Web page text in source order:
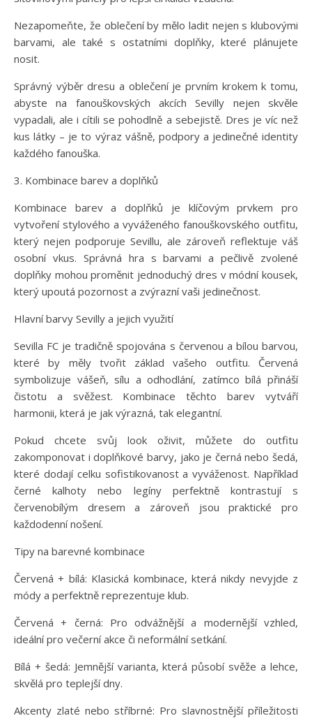
Nezapomeňte, že oblečení by mělo ladit nejen s klubovými
barvami, ale také s ostatními doplňky, které plánujete
nosit.
Správný výběr dresu a oblečení je prvním krokem k tomu,
abyste na fanouškovských akcích Sevilly nejen skvěle
vypadali, ale i cítili se pohodlně a sebejistě. Dres je víc než
kus látky – je to výraz vášně, podpory a jedinečné identity
každého fanouška.
3. Kombinace barev a doplňků
Kombinace barev a doplňků je klíčovým prvkem pro
vytvoření stylového a vyváženého fanouškovského outfitu,
který nejen podporuje Sevillu, ale zároveň reflektuje váš
osobní vkus. Správná hra s barvami a pečlivě zvolené
doplňky mohou proměnit jednoduchý dres v módní kousek,
který upoutá pozornost a zvýrazní vaši jedinečnost.
Hlavní barvy Sevilly a jejich využití
Sevilla FC je tradičně spojována s červenou a bílou barvou,
které by měly tvořit základ vašeho outfitu. Červená
symbolizuje vášeň, sílu a odhodlání, zatímco bílá přináší
čistotu a svěžest. Kombinace těchto barev vytváří
harmonii, která je jak výrazná, tak elegantní.
Pokud chcete svůj look oživit, můžete do outfitu
zakomponovat i doplňkové barvy, jako je černá nebo šedá,
které dodají celku sofistikovanost a vyváženost. Například
černé kalhoty nebo legíny perfektně kontrastují s
červenobílým dresem a zároveň jsou praktické pro
každodenní nošení.
Tipy na barevné kombinace
Červená + bílá: Klasická kombinace, která nikdy nevyjde z
módy a perfektně reprezentuje klub.
Červená + černá: Pro odvážnější a modernější vzhled,
ideální pro večerní akce či neformální setkání.
Bílá + šedá: Jemnější varianta, která působí svěže a lehce,
skvělá pro teplejší dny.
Akcenty zlaté nebo stříbrné: Pro slavnostnější příležitosti